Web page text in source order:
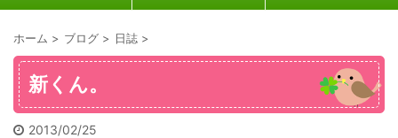
ホーム > ブログ > 日誌 >
新くん。
2013/02/25